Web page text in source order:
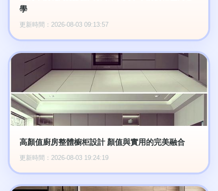
學
更新時間：2026-08-03 09:13:57
高顏值廚房整體櫥柜設計 顏值與實用的完美融合
更新時間：2026-08-03 19:24:19